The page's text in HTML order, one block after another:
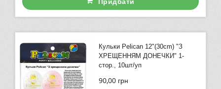
Кульки Pelican 12"(30сm) "З
ХРЕЩЕННЯМ ДОНЕЧКИ" 1-
стор., 10шт/уп
90,00 грн